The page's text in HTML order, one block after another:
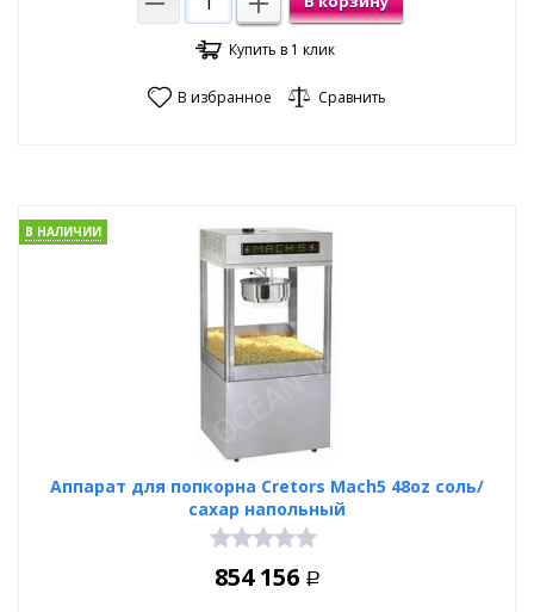
Купить в 1 клик
В избранное Сравнить
Аппарат для попкорна Cretors Mach5 48oz соль/
сахар напольный
В НАЛИЧИИ
854 156 Р